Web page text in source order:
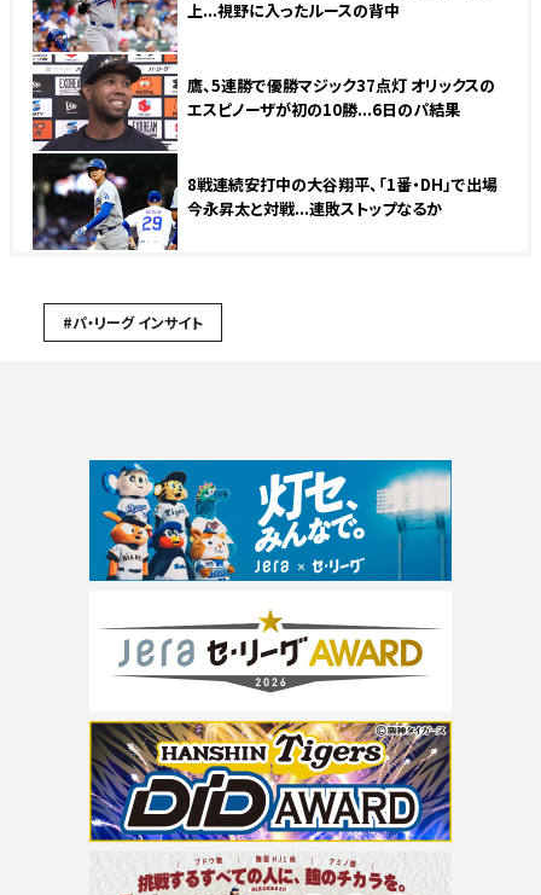
上...視野に入ったルースの背中
鷹、5連勝で優勝マジック37点灯 オリックスの
エスピノーザが初の10勝...6日のパ結果
8戦連続安打中の大谷翔平、「1番・DH」で出場
今永昇太と対戦...連敗ストップなるか
#パ・リーグ インサイト